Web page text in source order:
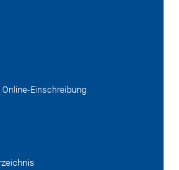
Einschreibung